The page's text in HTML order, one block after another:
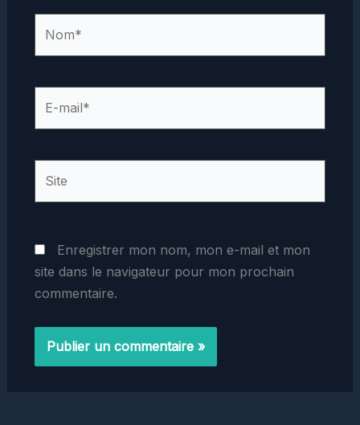
Enregistrer mon nom, mon e-mail et mon
site dans le navigateur pour mon prochain
commentaire.